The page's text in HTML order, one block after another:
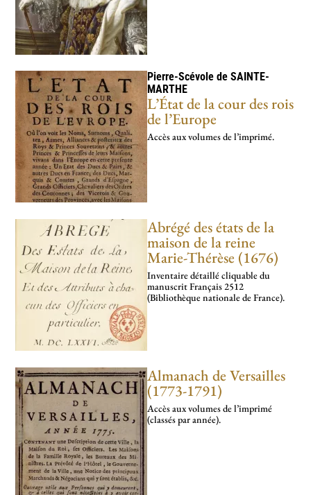
Pierre-Scévole deSAINTE-
MARTHE
L’État de la cour des rois
de l’Europe
Accès aux volumes de l’imprimé.
Abrégé des états de la
maison de la reine
Marie-Thérèse (1676)
Inventaire détaillé cliquable du
manuscrit Français 2512
(Bibliothèque nationale de France).
Almanach de Versailles
(1773-1791)
Accès aux volumes de l’imprimé
(classés par année).